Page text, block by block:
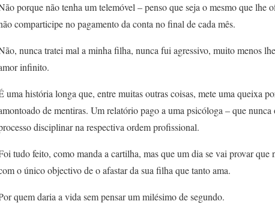
porque não tenha um telemóvel – penso que seja o mesmo que lhe
comparticipe no pagamento da conta no final de cada mês.
nunca tratei mal a minha filha, nunca fui agressivo, muito menos
infinito.
uma história longa que, entre muitas outras coisas, mete uma queixa
de mentiras. Um relatório pago a uma psicóloga – que
disciplinar na respectiva ordem profissional.
tudo feito, como manda a cartilha, mas que um dia se vai provar que
o único objectivo de o afastar da sua filha que tanto ama.
quem daria a vida sem pensar um milésimo de segundo.